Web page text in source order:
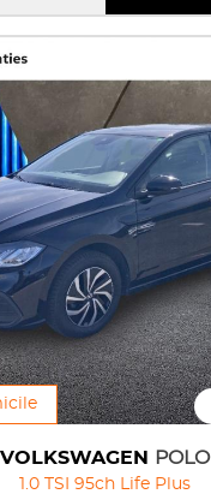
VOLKSWAGEN POLO
1.0 TSI 95ch Life Plus